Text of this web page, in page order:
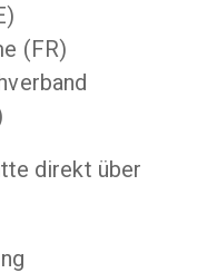
(FR)
direkt über